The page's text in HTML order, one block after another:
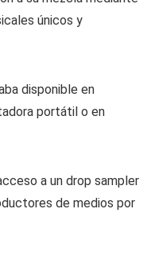
únicos y
disponible en
portátil o en
a un drop sampler
de medios por